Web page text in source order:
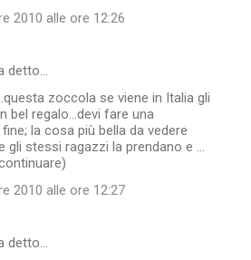
2010 alle ore 12:26
detto…
zoccola se viene in Italia gli
bel regalo...devi fare una
la cosa più bella da vedere
gli stessi ragazzi la prendano e ...
2010 alle ore 12:27
detto…